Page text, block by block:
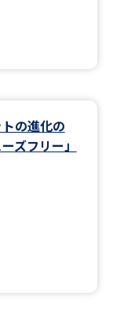
の進化の
ズフリー」